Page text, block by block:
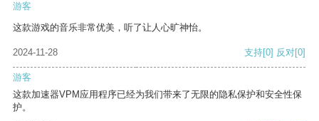
游客
这款游戏的音乐非常优美，听了让人心旷神怡。
2024-11-28 支持[0] 反对[0]
游客
这款加速器VPM应用程序已经为我们带来了无限的隐私保护和安全性保
护。